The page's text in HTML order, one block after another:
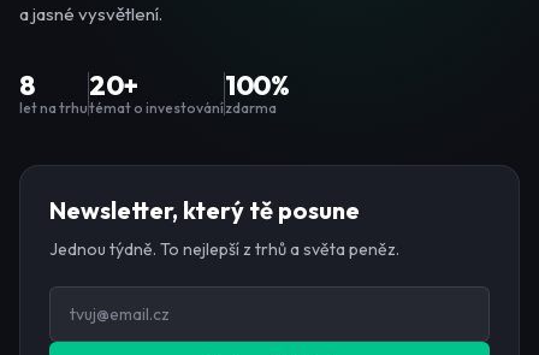
a jasné vysvětlení.
8
let na trhu
20+
témat o investování
100%
zdarma
Newsletter, který tě posune
Jednou týdně. To nejlepší z trhů a světa peněz.